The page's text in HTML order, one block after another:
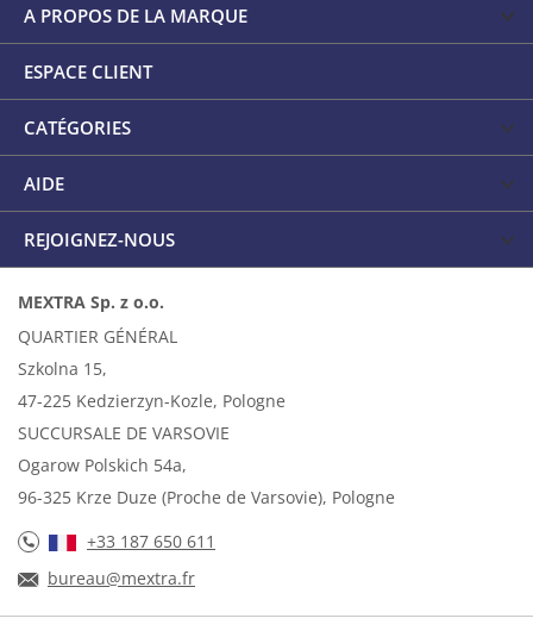
A PROPOS DE LA MARQUE
ESPACE CLIENT
CATÉGORIES
AIDE
REJOIGNEZ-NOUS
MEXTRA Sp. z o.o.
QUARTIER GÉNÉRAL
Szkolna 15,
47-225 Kedzierzyn-Kozle, Pologne
SUCCURSALE DE VARSOVIE
Ogarow Polskich 54a,
96-325 Krze Duze (Proche de Varsovie), Pologne
+33 187 650 611
bureau@mextra.fr